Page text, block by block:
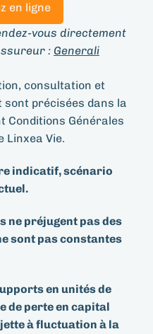
en ligne
vous directement
: Generali
consultation et
sont précisées dans la
Conditions Générales
Linxea Vie.
indicatif, scénario
ne préjugent pas des
sont pas constantes
en unités de
de perte en capital
à fluctuation à la